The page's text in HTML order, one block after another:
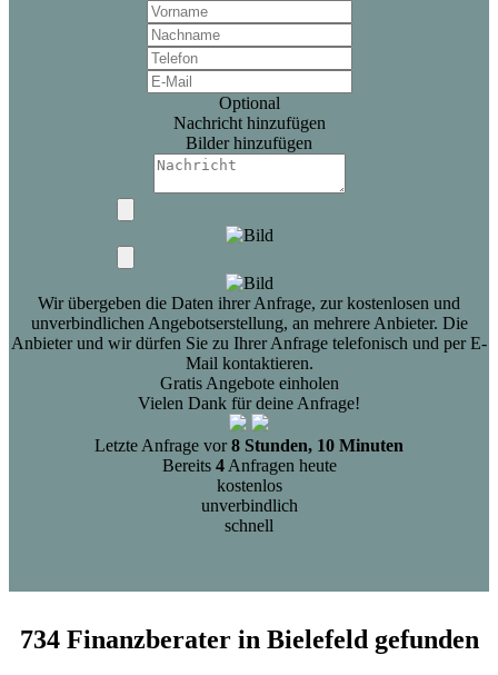
Optional
Nachricht hinzufügen
Bilder hinzufügen
Wir übergeben die Daten ihrer Anfrage, zur kostenlosen und
unverbindlichen Angebotserstellung, an mehrere Anbieter. Die
Anbieter und wir dürfen Sie zu Ihrer Anfrage telefonisch und per E-
Mail kontaktieren.
Gratis Angebote einholen
Vielen Dank für deine Anfrage!
Letzte Anfrage vor8 Stunden, 10 Minuten
Bereits 4Anfragen heute
kostenlos
unverbindlich
schnell
734 Finanzberater in Bielefeld gefunden